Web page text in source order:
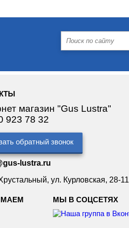
магазин "Gus Lustra"
923 78 32
обратный звонок
lustra.ru
ул. Курловская, 28-11
МЫ В СОЦСЕТЯХ